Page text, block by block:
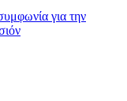
για την